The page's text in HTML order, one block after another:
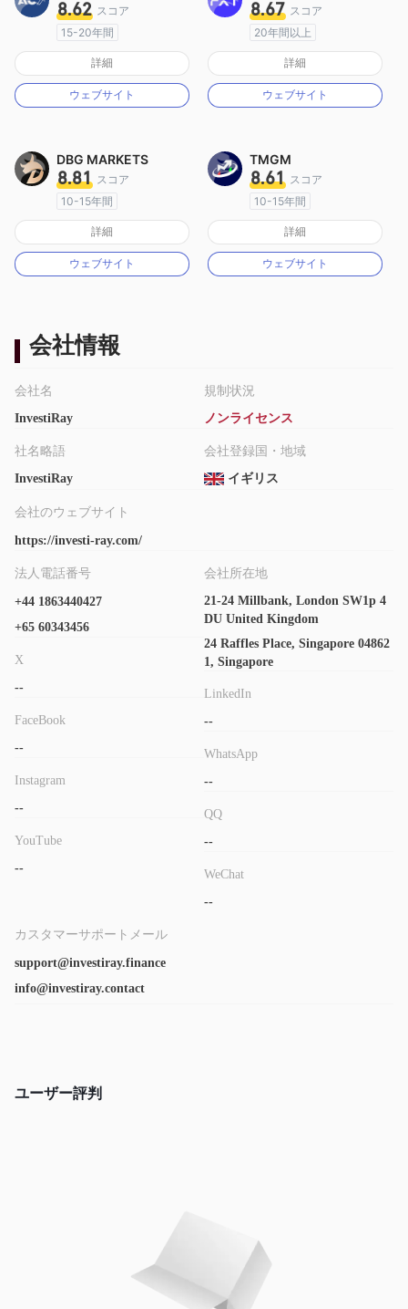
8.62 スコア
15-20年間
オーストラリア規制
マーケットメイキングライセンス（MM）
MT4フルライセンス
詳細
ウェブサイト
8.67 スコア
20年間以上
オーストラリア規制
マーケットメイキングライセンス（MM）
MT4フルライセンス
詳細
ウェブサイト
DBG MARKETS
8.81 スコア
10-15年間
オーストラリア規制
マーケットメイキングライセンス（MM）
MT4フルライセンス
詳細
ウェブサイト
TMGM
8.61 スコア
10-15年間
オーストラリア規制
マーケットメイキングライセンス（MM）
MT4フルライセンス
詳細
ウェブサイト
会社情報
会社名
InvestiRay
社名略語
InvestiRay
規制状況
ノンライセンス
会社登録国・地域
イギリス
会社のウェブサイト
https://investi-ray.com/
法人電話番号
+44 1863440427
+65 60343456
X
--
FaceBook
--
Instagram
--
YouTube
--
会社所在地
21-24 Millbank, London SW1p 4
DU United Kingdom
24 Raffles Place, Singapore 04862
1, Singapore
LinkedIn
--
WhatsApp
--
QQ
--
WeChat
--
カスタマーサポートメール
support@investiray.finance
info@investiray.contact
ユーザー評判